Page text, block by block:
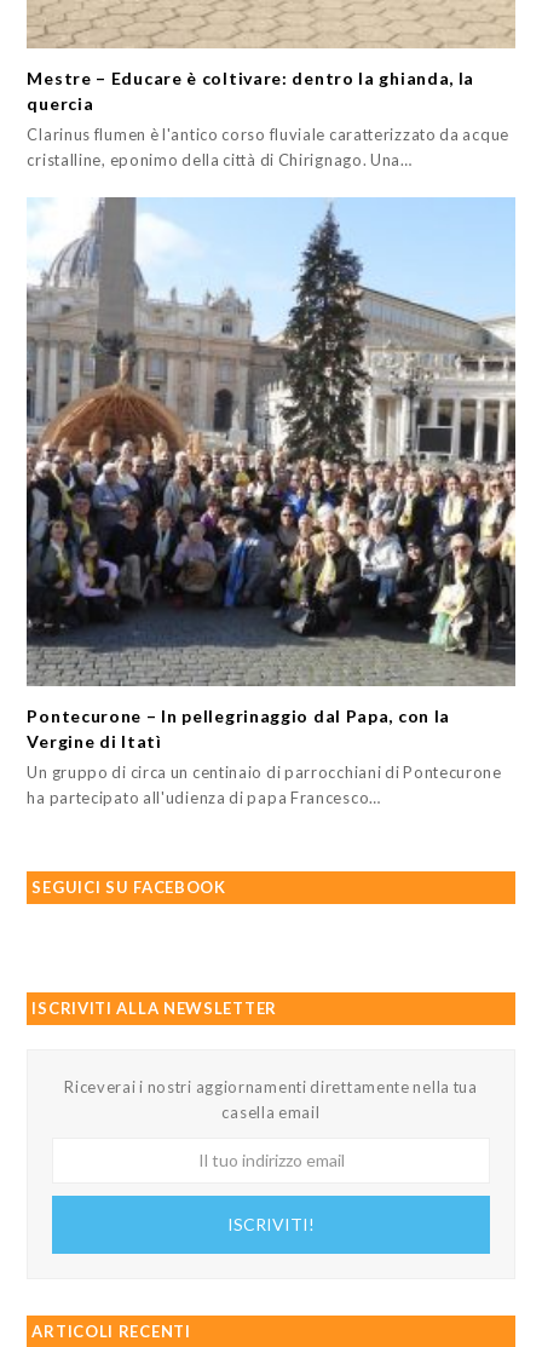
Mestre – Educare è coltivare: dentro la ghianda, la
quercia
Clarinus flumen è l'antico corso fluviale caratterizzato da acque
cristalline, eponimo della città di Chirignago. Una…
Pontecurone – In pellegrinaggio dal Papa, con la
Vergine di Itatì
Un gruppo di circa un centinaio di parrocchiani di Pontecurone
ha partecipato all'udienza di papa Francesco…
SEGUICI SU FACEBOOK
ISCRIVITI ALLA NEWSLETTER
Riceverai i nostri aggiornamenti direttamente nella tua
casella email
ISCRIVITI!
ARTICOLI RECENTI